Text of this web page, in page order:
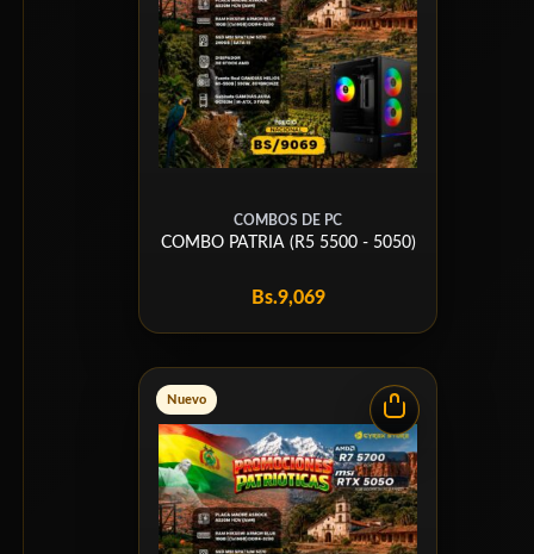
COMBOS DE PC
COMBO PATRIA (R5 5500 - 5050)
Bs.9,069
Nuevo